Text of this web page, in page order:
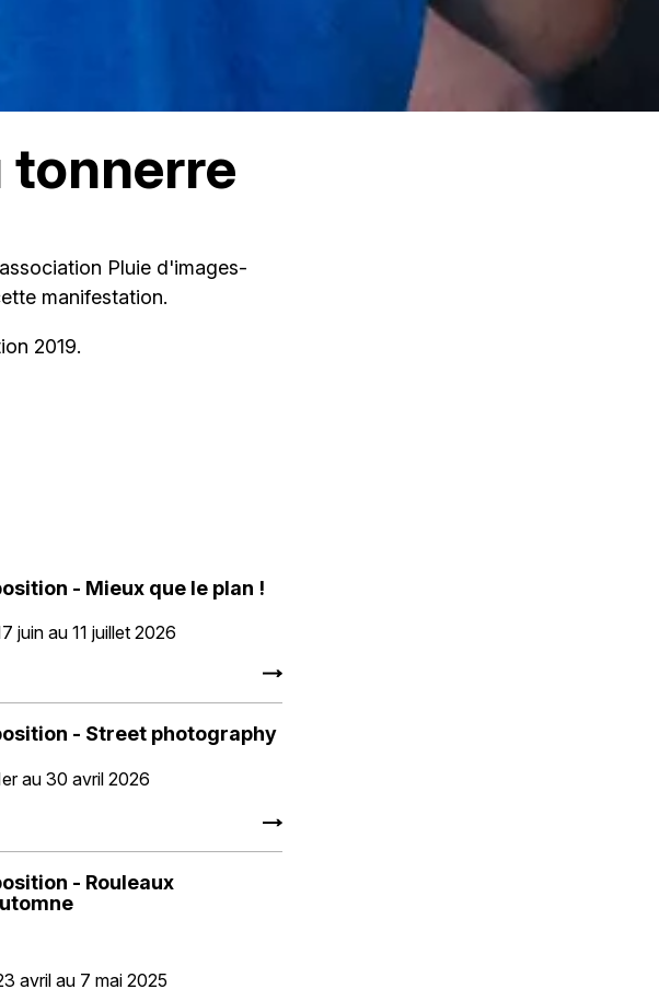
tonnerre
Pluie d'images-
manifestation.
2019.
- Mieux que le plan !
juin au 11 juillet 2026
- Street photography
au 30 avril 2026
- Rouleaux
avril au 7 mai 2025